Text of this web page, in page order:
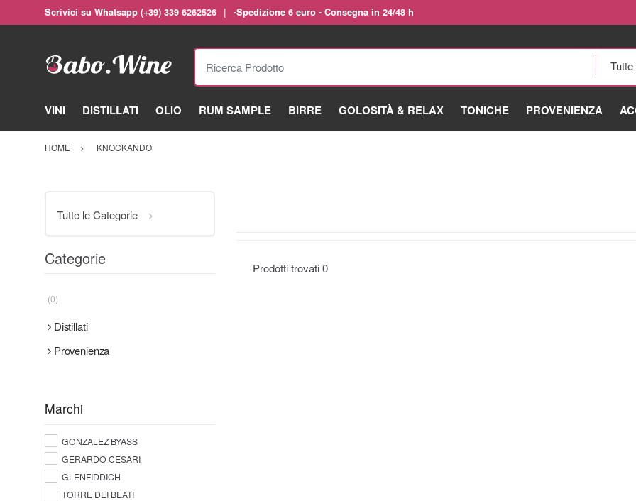
Scrivici su Whatsapp (+39) 339 6262526 -Spedizione 6 euro - Consegna in 24/48 h
Ricerca Prodotto
VINI DISTILLATI OLIO RUM SAMPLE BIRRE GOLOSITÀ & RELAX TONICHE PROVENIENZA
HOME KNOCKANDO
Prodotti trovati0
Tutte le Categorie
Categorie
(0)
Distillati
Provenienza
Marchi
GONZALEZ BYASS
GERARDO CESARI
GLENFIDDICH
TORRE DEI BEATI